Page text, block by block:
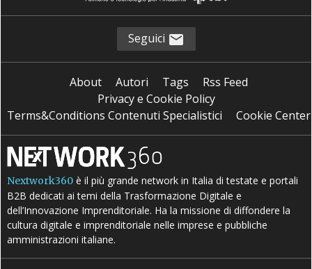
Seguici
About Autori Tags
Rss Feed
Privacy e Cookie Policy
Terms&Conditions Contenuti Specialistici
Cookie Center
Nextwork360 è il più grande network in Italia di testate e portali
B2B dedicati ai temi della Trasformazione Digitale e
dell’Innovazione Imprenditoriale. Ha la missione di diffondere la
cultura digitale e imprenditoriale nelle imprese e pubbliche
amministrazioni italiane.